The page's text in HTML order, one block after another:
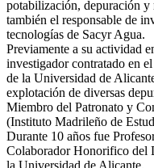
potabilización, depuración
también el responsable de
tecnologías de Sacyr Agua.
Previamente a su actividad
investigador contratado en
de la Universidad de
explotación de diversas
Miembro del Patronato y
(Instituto Madrileño de
Durante 10 años fue
Colaborador Honorifico del
la Universidad de Alicante.